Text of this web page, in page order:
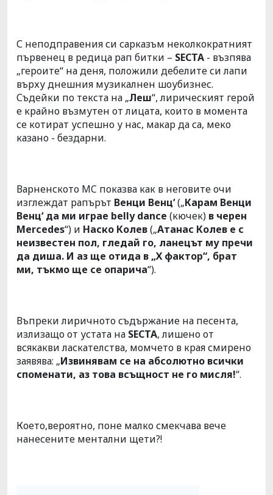
С неподправения си сарказъм неколкократният
първенец в редица рап битки – SECTA - възпява
„героите“ на деня, положили дебелите си лапи
върху днешния музикалнен шоубизнес.
Съдейки по текста на „Леш“, лирическият герой
е крайно възмутен от лицата, които в момента
се котират успешно у нас, макар да са, меко
казано - бездарни.
Варненското MC показва как в неговите очи
изглеждат рапърът Венци Венц‘(„Карам Венци
Венц‘ да ми играе belly dance (кючек) в черен
Mercedes“) и Наско Колев(„Атанас Колев е с
неизвестен пол, гледай го, ланецът му пречи
да диша. И аз ще отида в „Х фактор“, брат
ми, тъкмо ще се опарича“).
Въпреки лиричното съдържание на песента,
излизащо от устата на SECTA, лишено от
всякакви ласкателства, момчето в края смирено
заявява: „Извинявам се на абсолютно всички
споменати, аз това всъщност не го мисля!“.
Което,вероятно, поне малко смекчава вече
нанесените ментални щети?!